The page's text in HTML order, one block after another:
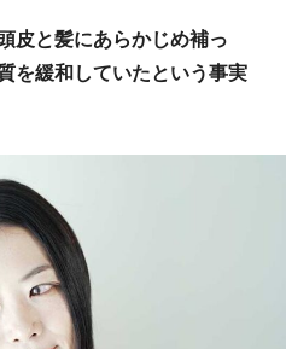
皮と髪にあらかじめ補っ
を緩和していたという事実